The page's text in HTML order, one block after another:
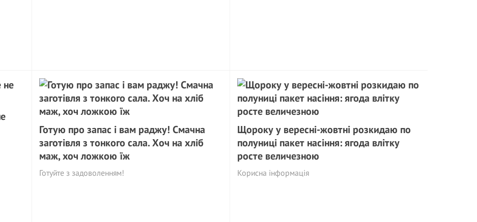
Готую про запас і вам раджу! Смачна
заготівля з тонкого сала. Хоч на хліб
маж, хоч ложкою їж
Готуйте з задоволенням!
Щороку у вересні-жовтні розкидаю по
полуниці пакет насіння: ягода влітку
росте величезною
Корисна інформація